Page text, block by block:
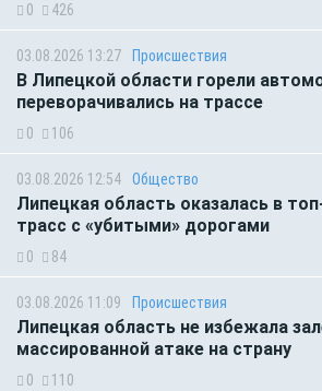
0 426
03.08.2026 13:27 Происшествия
В Липецкой области горели
переворачивались на трассе
0 106
03.08.2026 12:54 Общество
Липецкая область оказалась в
трасс с «убитыми» дорогами
0 84
03.08.2026 11:09 Происшествия
Липецкая область не избежала
массированной атаке на страну
0 110